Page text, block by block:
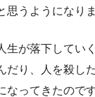
思うようになりま
が落下してい
だり、人を殺し
なってきたので